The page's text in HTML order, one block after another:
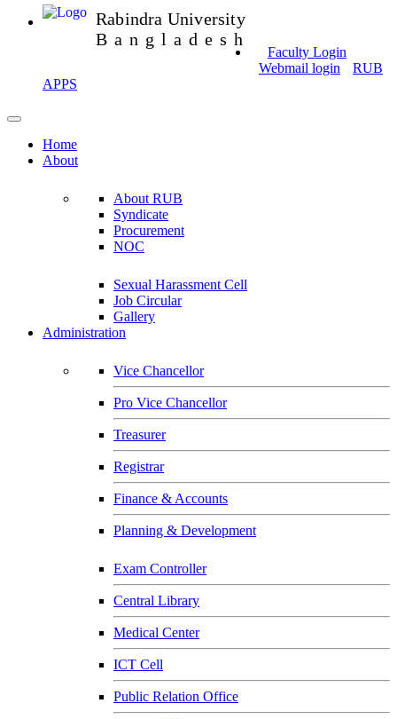
Rabindra University
Bangladesh
Faculty Login
Webmail login
RUB
APPS
Home
About
About RUB
Syndicate
Procurement
NOC
Sexual Harassment Cell
Job Circular
Gallery
Administration
Vice Chancellor
Pro Vice Chancellor
Treasurer
Registrar
Finance & Accounts
Planning & Development
Exam Controller
Central Library
Medical Center
ICT Cell
Public Relation Office